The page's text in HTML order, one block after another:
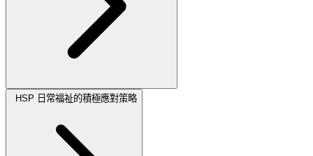
HSP 日常福祉的積極應對策略